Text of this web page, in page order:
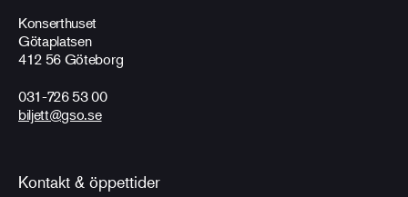
Konserthuset
Götaplatsen
412 56 Göteborg
031-726 53 00
biljett@gso.se
Kontakt & öppettider